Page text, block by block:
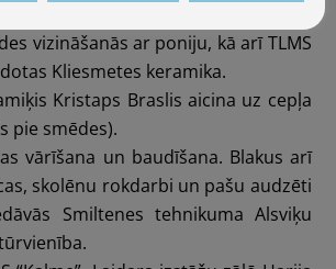
vizināšanās ar poniju, kā arī TLMS
Kliesmetes keramika.
Kristaps Braslis aicina uz cepļa
pie smēdes).
vārīšana un baudīšana. Blakus arī
skolēnu rokdarbi un pašu audzēti
Smiltenes tehnikuma Alsviķu